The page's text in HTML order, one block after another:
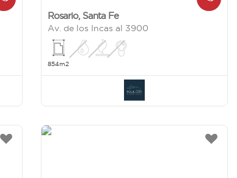
Rosario, Santa Fe
Av. de los Incas al 3900
854m2